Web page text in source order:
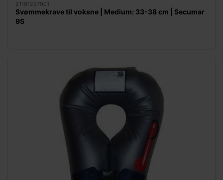
21191227901
Svømmekrave til voksne | Medium: 33-38 cm | Secumar
9S